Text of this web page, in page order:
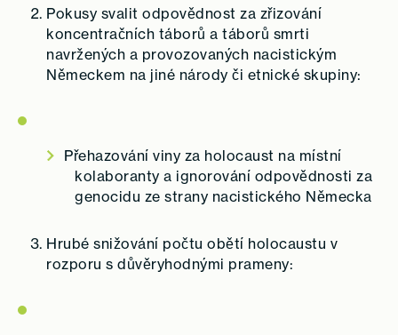
Pokusy svalit odpovědnost za zřizování
koncentračních táborů a táborů smrti
navržených a provozovaných nacistickým
Německem na jiné národy či etnické skupiny:
Přehazování viny za holocaust na místní
kolaboranty a ignorování odpovědnosti za
genocidu ze strany nacistického Německa
Hrubé snižování počtu obětí holocaustu v
rozporu s důvěryhodnými prameny: